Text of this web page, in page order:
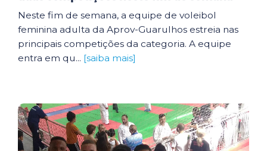
Neste fim de semana, a equipe de voleibol
feminina adulta da Aprov-Guarulhos estreia nas
principais competições da categoria. A equipe
entra em qu... [saiba mais]